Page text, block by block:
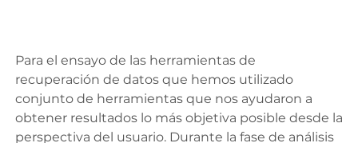
Para el ensayo de las herramientas de
recuperación de datos que hemos utilizado
conjunto de herramientas que nos ayudaron a
obtener resultados lo más objetiva posible desde la
perspectiva del usuario. Durante la fase de análisis